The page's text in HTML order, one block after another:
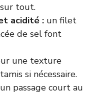
tout.
acidité : un filet
de sel font
une texture
si nécessaire.
un passage court au